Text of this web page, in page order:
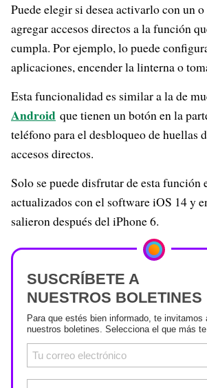
Puede elegir si desea activarlo con un
agregar accesos directos a la función
cumpla. Por ejemplo, lo puede
aplicaciones, encender la linterna o
Esta funcionalidad es similar a la de
Android que tienen un botón en la
teléfono para el desbloqueo de huellas
accesos directos.
Solo se puede disfrutar de esta función
actualizados con el software iOS 14 y
salieron después del iPhone 6.
SUSCRÍBETE A
NUESTROS BOLETINES
Para que estés bien informado, te invitamos
nuestros boletines. Selecciona el que más